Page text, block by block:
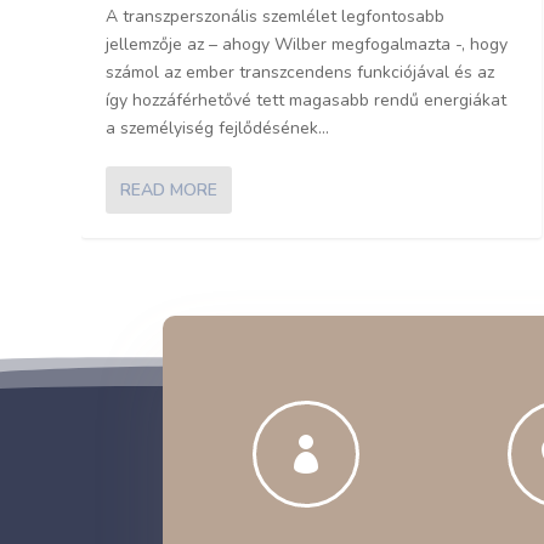
A transzperszonális szemlélet legfontosabb
jellemzője az – ahogy Wilber megfogalmazta -, hogy
számol az ember transzcendens funkciójával és az
így hozzáférhetővé tett magasabb rendű energiákat
a személyiség fejlődésének...
READ MORE
